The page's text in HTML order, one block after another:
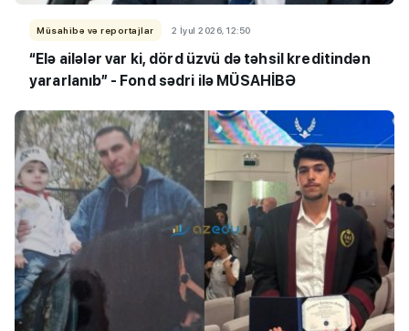
Müsahibə və reportajlar 2 İyul 2026, 12:50
“Elə ailələr var ki, dörd üzvü də təhsil kreditindən
yararlanıb” - Fond sədri ilə MÜSAHİBƏ